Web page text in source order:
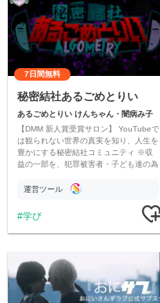
7日間無料
秘密結社あるごめとりい
あるごめとりい けんちゃん・闇病み子
【DMM 新人賞受賞サロン】 YouTubeで
は観られない世界の真実を知り、人生を
豊かにする秘密結社コミュニティ ※収
益の一部を、犯罪被害者・子ども達の為
す運営ツール
学び